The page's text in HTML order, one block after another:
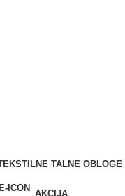
TALNE OBLOGE
AKCIJA